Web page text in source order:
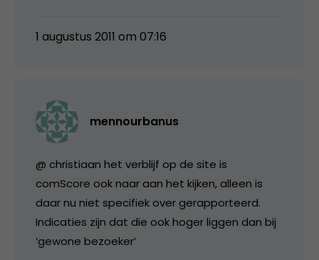
1 augustus 2011 om 07:16
mennourbanus
@ christiaan het verblijf op de site is
comScore ook naar aan het kijken, alleen is
daar nu niet specifiek over gerapporteerd.
Indicaties zijn dat die ook hoger liggen dan bij
‘gewone bezoeker’